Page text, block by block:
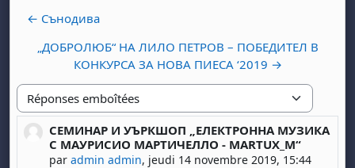
← Сънодива
„ДОБРОЛЮБ“ НА ЛИЛО ПЕТРОВ – ПОБЕДИТЕЛ В
КОНКУРСА ЗА НОВА ПИЕСА ‘2019 →
Type d'affichage
СЕМИНАР И УЪРКШОП „ЕЛЕКТРОННА МУЗИКА
С МАУРИСИО МАРТИЧЕЛЛО - MARTUX_M“
par admin admin, jeudi 14 novembre 2019, 15:44
Nombre de réponses : 0